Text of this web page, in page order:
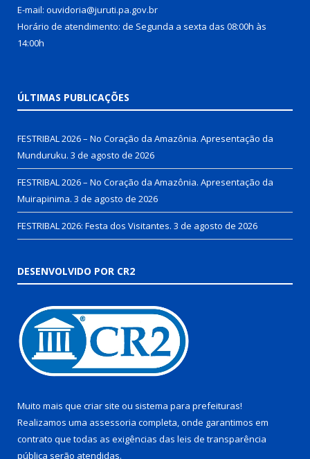
E-mail: ouvidoria@juruti.pa.gov.br
Horário de atendimento: de Segunda a sexta das 08:00h às
14:00h
ÚLTIMAS PUBLICAÇÕES
FESTRIBAL 2026 – No Coração da Amazônia. Apresentação da
Munduruku. 3 de agosto de 2026
FESTRIBAL 2026 – No Coração da Amazônia. Apresentação da
Muirapinima. 3 de agosto de 2026
FESTRIBAL 2026: Festa dos Visitantes. 3 de agosto de 2026
DESENVOLVIDO POR CR2
Muito mais que criar site ou sistema para prefeituras!
Realizamos uma assessoria completa, onde garantimos em
contrato que todas as exigências das leis de transparência
pública serão atendidas.